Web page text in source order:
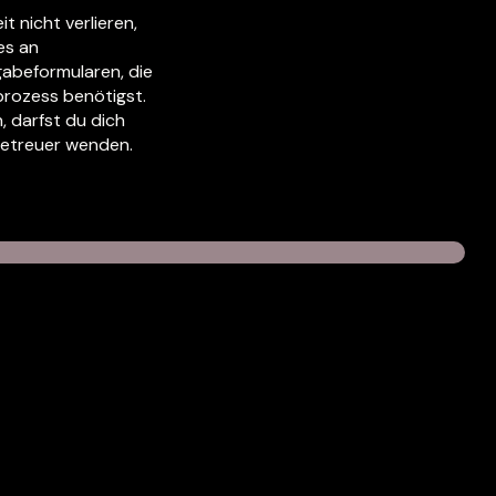
nicht verlieren,
an
die
benötigst.
darfst du dich
wenden.